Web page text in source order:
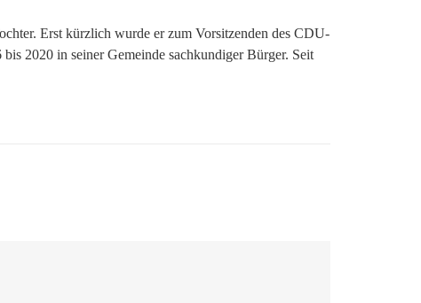
Erst kürzlich wurde er zum Vorsitzenden des CDU-
2020 in seiner Gemeinde sachkundiger Bürger. Seit